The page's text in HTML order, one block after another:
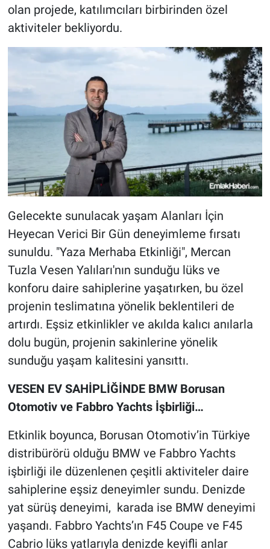
olan projede, katılımcıları birbirinden özel
aktiviteler bekliyordu.
Gelecekte sunulacak yaşam Alanları İçin
Heyecan Verici Bir Gün deneyimleme fırsatı
sunuldu. "Yaza Merhaba Etkinliği", Mercan
Tuzla Vesen Yalıları'nın sunduğu lüks ve
konforu daire sahiplerine yaşatırken, bu özel
projenin teslimatına yönelik beklentileri de
artırdı. Eşsiz etkinlikler ve akılda kalıcı anılarla
dolu bugün, projenin sakinlerine yönelik
sunduğu yaşam kalitesini yansıttı.
VESEN EV SAHİPLİĞİNDE BMW Borusan
Otomotiv ve Fabbro Yachts İşbirliği…
Etkinlik boyunca, Borusan Otomotiv’in Türkiye
distribürörü olduğu BMW ve Fabbro Yachts
işbirliği ile düzenlenen çeşitli aktiviteler daire
sahiplerine eşsiz deneyimler sundu. Denizde
yat sürüş deneyimi, karada ise BMW deneyimi
yaşandı. Fabbro Yachts’ın F45 Coupe ve F45
Cabrio lüks yatlarıyla denizde keyifli anlar